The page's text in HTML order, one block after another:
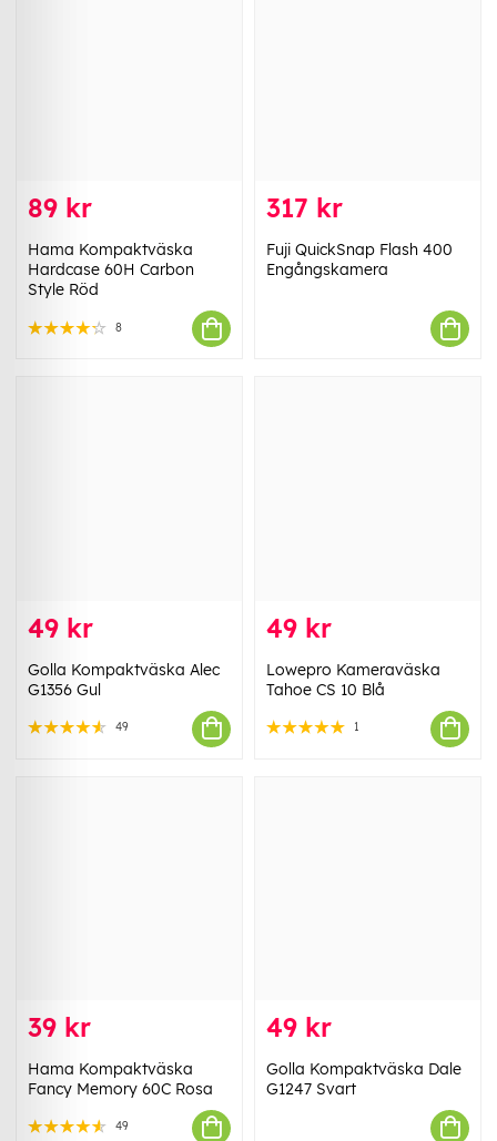
89 kr
Hama Kompaktväska
Hardcase 60H Carbon
Style Röd
8
317 kr
Fuji QuickSnap Flash 400
Engångskamera
49 kr
Golla Kompaktväska Alec
G1356 Gul
49
49 kr
Lowepro Kameraväska
Tahoe CS 10 Blå
1
39 kr
Hama Kompaktväska
Fancy Memory 60C Rosa
49
49 kr
Golla Kompaktväska Dale
G1247 Svart